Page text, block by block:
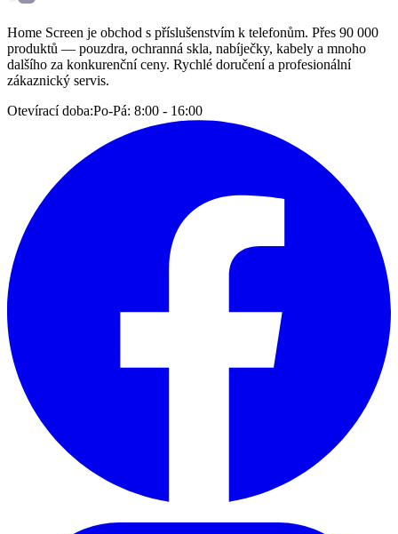
Home Screen je obchod s příslušenstvím k telefonům. Přes 90 000
produktů — pouzdra, ochranná skla, nabíječky, kabely a mnoho
dalšího za konkurenční ceny. Rychlé doručení a profesionální
zákaznický servis.
Otevírací doba:Po-Pá: 8:00 - 16:00